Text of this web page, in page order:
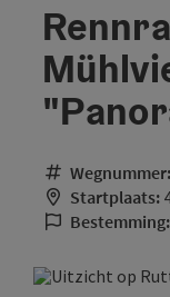
Wegnummer:
Startplaats:
Bestemming: